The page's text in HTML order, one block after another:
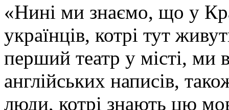
«Нині ми знаємо, що у
українців, котрі тут
перший театр у місті, ми
англійських написів,
люди, котрі знають цю